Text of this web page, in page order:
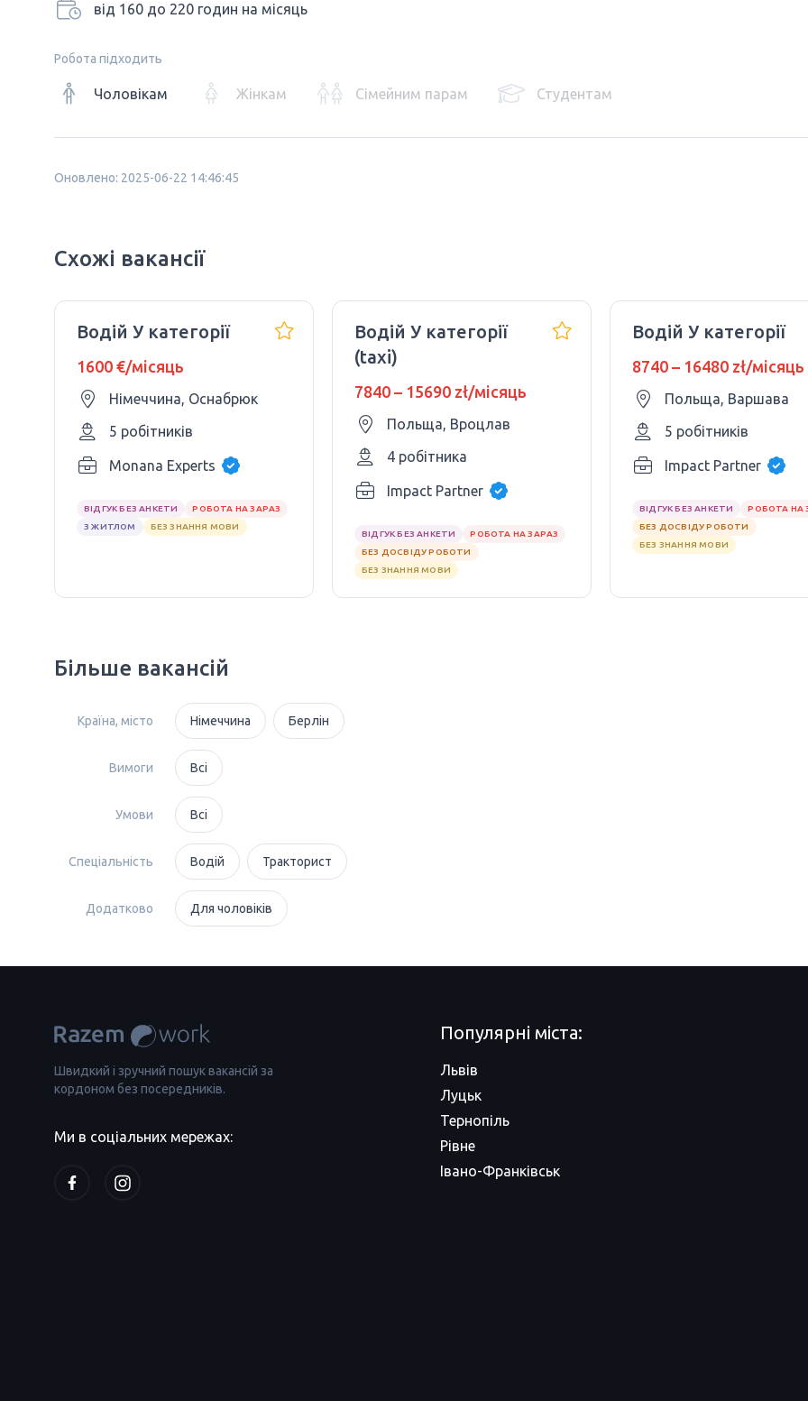
від 160 до 220 годин на місяць
Робота підходить
Чоловікам Жінкам Сімейним парам Студентам
Оновлено: 2025-06-22 14:46:45
Схожі вакансії
Водій У категорії
1600 €/місяць
Німеччина, Оснабрюк
5 робітників
Monana Experts
ВІДГУК БЕЗ АНКЕТИ
РОБОТА НА ЗАРАЗ
З ЖИТЛОМ
БЕЗ ЗНАННЯ МОВИ
Водій У категорії
(taxi)
7840 – 15690 zł/місяць
Польща, Вроцлав
4 робітника
Impact Partner
ВІДГУК БЕЗ АНКЕТИ
РОБОТА НА ЗАРАЗ
БЕЗ ДОСВІДУ РОБОТИ
БЕЗ ЗНАННЯ МОВИ
Водій У категорії
8740 – 16480 zł/місяць
Польща, Варшава
5 робітників
Impact Partner
ВІДГУК БЕЗ АНКЕТИ
РОБОТА НА
БЕЗ ДОСВІДУ РОБОТИ
БЕЗ ЗНАННЯ МОВИ
Більше вакансій
Країна, місто Німеччина Берлін
Вимоги Всі
Умови Всі
Спеціальність Водій Тракторист
Додатково Для чоловіків
Швидкий і зручний пошук вакансій за
кордоном без посередників.
Ми в соціальних мережах:
Популярні міста:
Львів
Луцьк
Тернопіль
Рівне
Івано-Франківськ